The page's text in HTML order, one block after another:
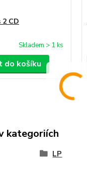
CD
Skladem > 1 ks
do košíku
kategoriích
LP